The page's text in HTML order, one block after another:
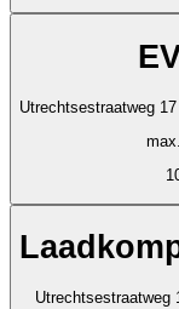
Utrechtsestraatweg
Utrechtsestraatweg